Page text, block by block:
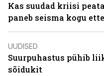
Kas suudad kriisi
paneb seisma kogu
UUDISED
Suurpuhastus pühib
sõidukit